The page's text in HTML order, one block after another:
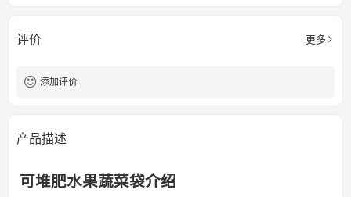
评价 更多
添加评价
产品描述
可堆肥水果蔬菜袋介绍